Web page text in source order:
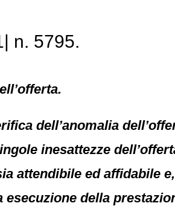
n. 5795.
dell’anomalia
inesattezze
attendibile ed affidabile
della